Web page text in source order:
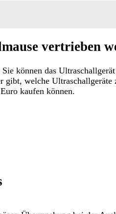
vertrieben
können das
welche
kaufen können.